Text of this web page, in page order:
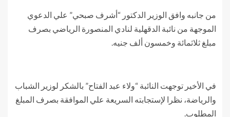
من جانبه وافق الوزير الدكتور “أشرف صبحي” علي الدعوي
الموجهة من نائبة الدقهلية لنادي المنصورة الرياضي بصرف
مبلغ ثلاثمائة وخمسون ألف جنيه.
في الأخير توجهت النائبة “ولاء عبد الفتاح” بالشكر لوزير الشباب
والرياضة، نظرا لإستجابته السريعة علي الموافقة بصرف المبلغ
المطلوب.